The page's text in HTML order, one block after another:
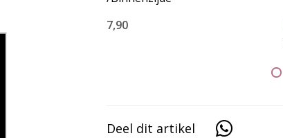
7,90
Deel dit artikel